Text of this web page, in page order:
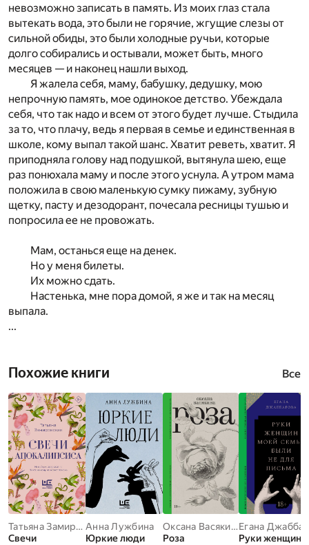
невозможно записать в память. Из моих глаз стала
вытекать вода, это были не горячие, жгущие слезы от
сильной обиды, это были холодные ручьи, которые
долго собирались и остывали, может быть, много
месяцев — и наконец нашли выход.
Я жалела себя, маму, бабушку, дедушку, мою
непрочную память, мое одинокое детство. Убеждала
себя, что так надо и всем от этого будет лучше. Стыдила
за то, что плачу, ведь я первая в семье и единственная в
школе, кому выпал такой шанс. Хватит реветь, хватит. Я
приподняла голову над подушкой, вытянула шею, еще
раз понюхала маму и после этого уснула. А утром мама
положила в свою маленькую сумку пижаму, зубную
щетку, пасту и дезодорант, почесала ресницы тушью и
попросила ее не провожать.
Мам, останься еще на денек.
Но у меня билеты.
Их можно сдать.
Настенька, мне пора домой, я же и так на месяц
выпала.
...
Похожие книги Все
Татьяна Замировская
Свечи
Анна Лужбина
Юркие люди
Оксана Васякина
Роза
Руки женщин